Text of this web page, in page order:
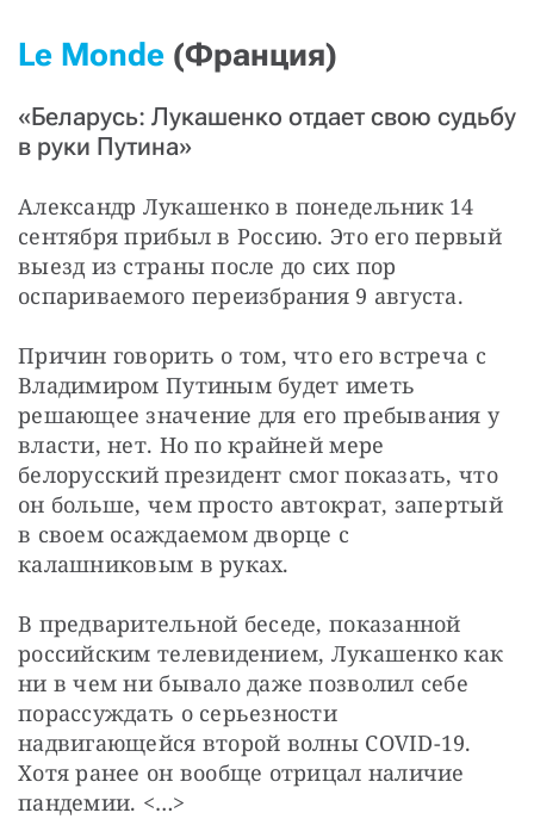
Le Monde (Франция)
«Беларусь: Лукашенко отдает свою судьбу
в руки Путина»
Александр Лукашенко в понедельник 14
сентября прибыл в Россию. Это его первый
выезд из страны после до сих пор
оспариваемого переизбрания 9 августа.
Причин говорить о том, что его встреча с
Владимиром Путиным будет иметь
решающее значение для его пребывания у
власти, нет. Но по крайней мере
белорусский президент смог показать, что
он больше, чем просто автократ, запертый
в своем осаждаемом дворце с
калашниковым в руках.
В предварительной беседе, показанной
российским телевидением, Лукашенко как
ни в чем ни бывало даже позволил себе
порассуждать о серьезности
надвигающейся второй волны COVID-19.
Хотя ранее он вообще отрицал наличие
пандемии. <…>